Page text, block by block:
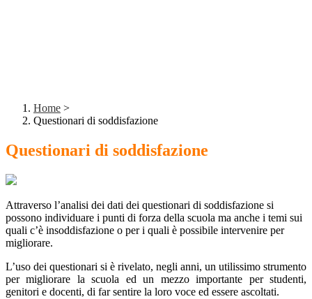
Home >
Questionari di soddisfazione
Questionari di soddisfazione
Attraverso l’analisi dei dati dei questionari di soddisfazione si
possono individuare i punti di forza della scuola ma anche i temi sui
quali c’è insoddisfazione o per i quali è possibile intervenire per
migliorare.
L’uso dei questionari si è rivelato, negli anni, un utilissimo strumento
per migliorare la scuola ed un mezzo importante per studenti,
genitori e docenti, di far sentire la loro voce ed essere ascoltati.